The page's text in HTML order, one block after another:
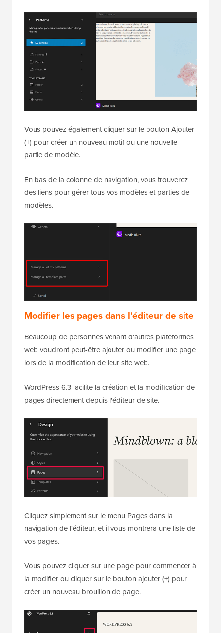
Vous pouvez également cliquer sur le bouton Ajouter
(+) pour créer un nouveau motif ou une nouvelle
partie de modèle.
En bas de la colonne de navigation, vous trouverez
des liens pour gérer tous vos modèles et parties de
modèles.
Modifier les pages dans l'éditeur de site
Beaucoup de personnes venant d'autres plateformes
web voudront peut-être ajouter ou modifier une page
lors de la modification de leur site web.
WordPress 6.3 facilite la création et la modification de
pages directement depuis l'éditeur de site.
Cliquez simplement sur le menu Pages dans la
navigation de l'éditeur, et il vous montrera une liste de
vos pages.
Vous pouvez cliquer sur une page pour commencer à
la modifier ou cliquer sur le bouton ajouter (+) pour
créer un nouveau brouillon de page.